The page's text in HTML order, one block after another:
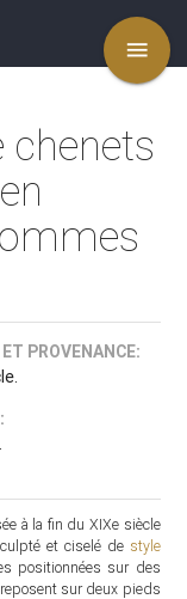
menu
chenets
PROVENANCE:
à la fin du XIXe siècle
et ciselé de style
positionnées sur des
sur deux pieds